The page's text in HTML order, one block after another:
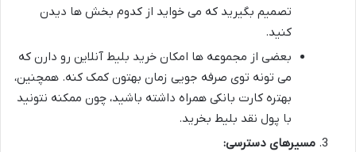
تصمیم بگیرید که می خواید از کدوم بخش ها دیدن
کنید.
بعضی از مجموعه ها امکان خرید بلیط آنلاین رو دارن که
می تونه توی صرفه جویی زمان بهتون کمک کنه. همچنین،
بهتره کارت بانکی همراه داشته باشید، چون ممکنه نتونید
با پول نقد بلیط بخرید.
مسیرهای دسترسی: